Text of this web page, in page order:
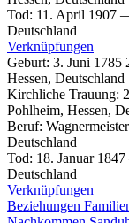
Tod: 11. April 1907
Deutschland
Verknüpfungen
Geburt: 3. Juni 1785
Hessen, Deutschland
Kirchliche Trauung:
Pohlheim, Hessen,
Beruf: Wagnermeister
Deutschland
Tod: 18. Januar 1847
Deutschland
Verknüpfungen
Beziehungen